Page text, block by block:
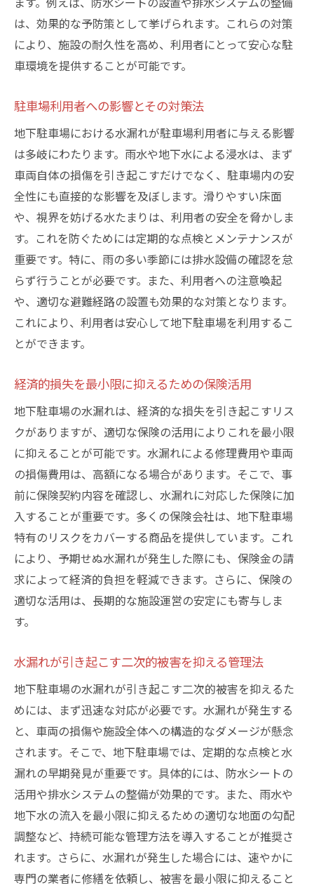
は、効果的な予防策として挙げられます。これらの対策
により、施設の耐久性を高め、利用者にとって安心な駐
車環境を提供することが可能です。
駐車場利用者への影響とその対策法
地下駐車場における水漏れが駐車場利用者に与える影響
は多岐にわたります。雨水や地下水による浸水は、まず
車両自体の損傷を引き起こすだけでなく、駐車場内の安
全性にも直接的な影響を及ぼします。滑りやすい床面
や、視界を妨げる水たまりは、利用者の安全を脅かしま
す。これを防ぐためには定期的な点検とメンテナンスが
重要です。特に、雨の多い季節には排水設備の確認を怠
らず行うことが必要です。また、利用者への注意喚起
や、適切な避難経路の設置も効果的な対策となります。
これにより、利用者は安心して地下駐車場を利用するこ
とができます。
経済的損失を最小限に抑えるための保険活用
地下駐車場の水漏れは、経済的な損失を引き起こすリス
クがありますが、適切な保険の活用によりこれを最小限
に抑えることが可能です。水漏れによる修理費用や車両
の損傷費用は、高額になる場合があります。そこで、事
前に保険契約内容を確認し、水漏れに対応した保険に加
入することが重要です。多くの保険会社は、地下駐車場
特有のリスクをカバーする商品を提供しています。これ
により、予期せぬ水漏れが発生した際にも、保険金の請
求によって経済的負担を軽減できます。さらに、保険の
適切な活用は、長期的な施設運営の安定にも寄与しま
す。
水漏れが引き起こす二次的被害を抑える管理法
地下駐車場の水漏れが引き起こす二次的被害を抑えるた
めには、まず迅速な対応が必要です。水漏れが発生する
と、車両の損傷や施設全体への構造的なダメージが懸念
されます。そこで、地下駐車場では、定期的な点検と水
漏れの早期発見が重要です。具体的には、防水シートの
活用や排水システムの整備が効果的です。また、雨水や
地下水の流入を最小限に抑えるための適切な地面の勾配
調整など、持続可能な管理方法を導入することが推奨さ
れます。さらに、水漏れが発生した場合には、速やかに
専門の業者に修繕を依頼し、被害を最小限に抑えること